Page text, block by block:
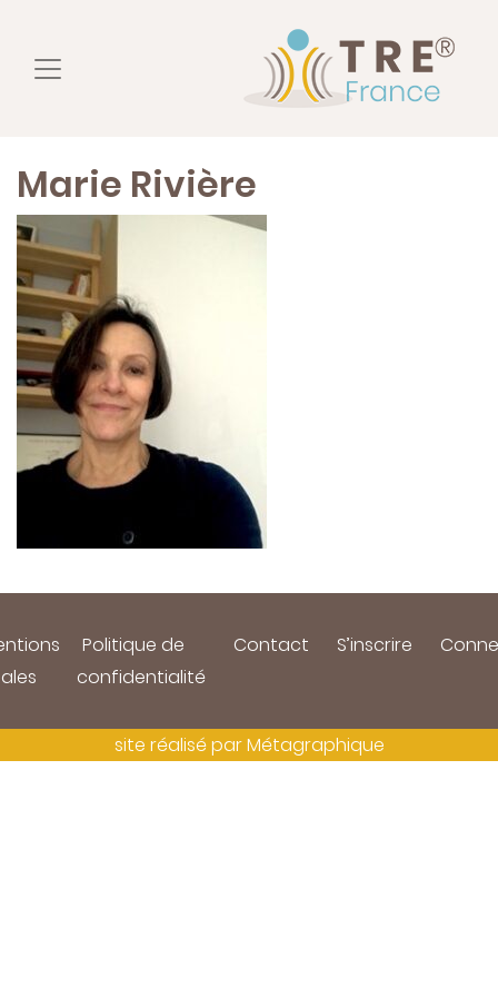
Marie Rivière
Politique de
confidentialité
Contact S’inscrire
site réalisé parMétagraphique